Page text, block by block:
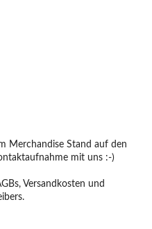
Merchandise Stand auf den
mit uns :-)
Versandkosten und